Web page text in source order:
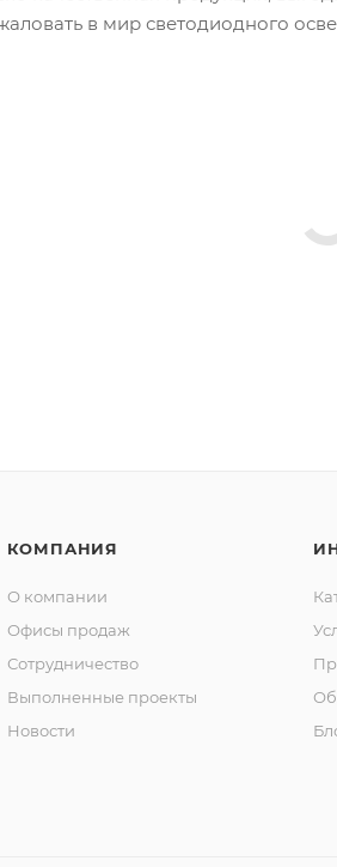
в мир светодиодного
КОМПАНИЯ
О компании
Офисы продаж
Сотрудничество
Выполненные проекты
Новости